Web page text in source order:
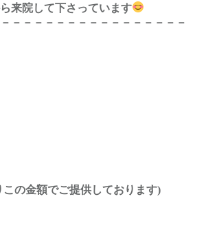
来院して下さっています
－－－－－－－－－－－－－－－－
の金額でご提供しております)